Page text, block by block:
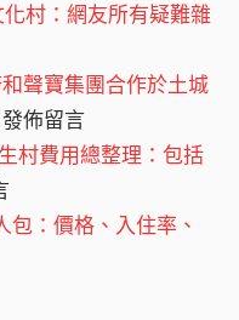
村：網友所有疑難雜
聲寶集團合作於土城
佈留言
村費用總整理：包括
包：價格、入住率、